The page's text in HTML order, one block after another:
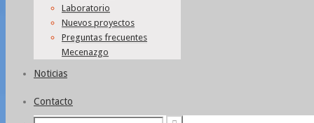
Laboratorio
Nuevos proyectos
Preguntas frecuentes
Mecenazgo
Noticias
Contacto